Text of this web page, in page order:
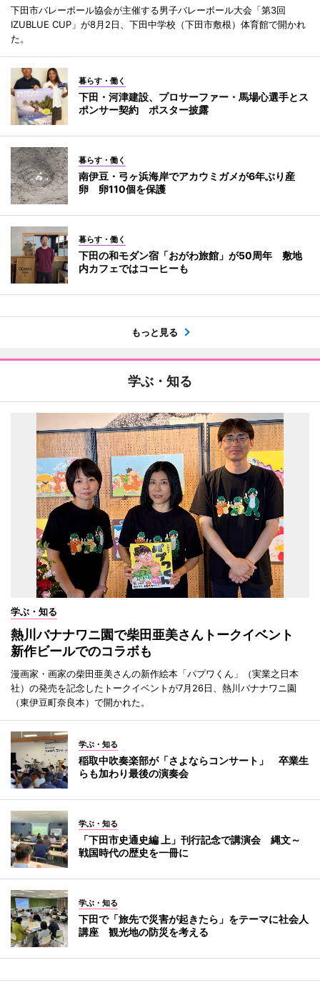
下田市バレーボール協会が主催する男子バレーボール大会「第3回
IZUBLUE CUP」が8月2日、下田中学校（下田市敷根）体育館で開かれ
た。
暮らす・働く
下田・河津建設、プロサーファー・馬場心選手とス
ポンサー契約 ポスター披露
暮らす・働く
南伊豆・弓ヶ浜海岸でアカウミガメが6年ぶり産
卵 卵110個を保護
暮らす・働く
下田の和モダン宿「おがわ旅館」が50周年 敷地
内カフェではコーヒーも
もっと見る
学ぶ・知る
学ぶ・知る
熱川バナナワニ園で柴田亜美さんトークイベント
新作ビールでのコラボも
漫画家・画家の柴田亜美さんの新作絵本「パプワくん」（実業之日本
社）の発売を記念したトークイベントが7月26日、熱川バナナワニ園
（東伊豆町奈良本）で開かれた。
学ぶ・知る
稲取中吹奏楽部が「さよならコンサート」 卒業生
らも加わり最後の演奏会
学ぶ・知る
「下田市史通史編 上」刊行記念で講演会 縄文～
戦国時代の歴史を一冊に
学ぶ・知る
下田で「旅先で災害が起きたら」をテーマに社会人
講座 観光地の防災を考える